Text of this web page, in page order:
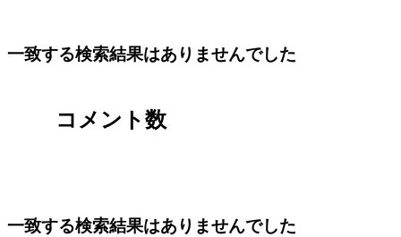
一致する検索結果はありませんでした
コメント数
一致する検索結果はありませんでした